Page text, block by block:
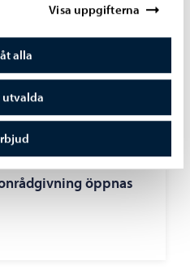
Visa uppgifterna
alla
öppnas